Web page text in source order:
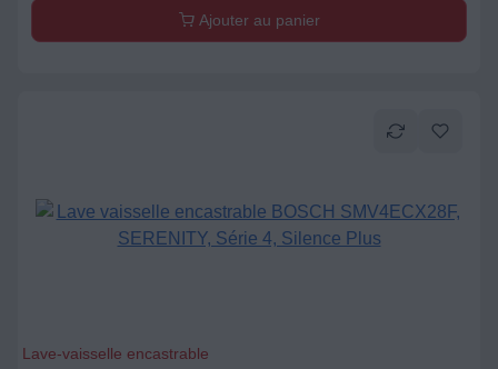
Ajouter au panier
Lave-vaisselle encastrable